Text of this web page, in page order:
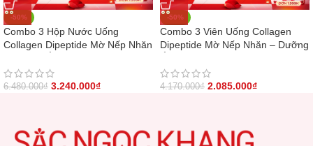
-50%
Combo 3 Hộp Nước Uống
Collagen Dipeptide Mờ Nếp Nhăn
Khang
6.480.000₫ 3.240.000₫
-50%
Combo 3 Viên Uống Collagen
Dipeptide Mờ Nếp Nhăn – Dưỡng
4.170.000₫ 2.085.000₫